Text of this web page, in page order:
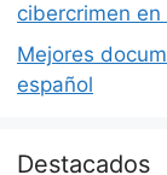
cibercrimen en
Mejores
español
Destacados